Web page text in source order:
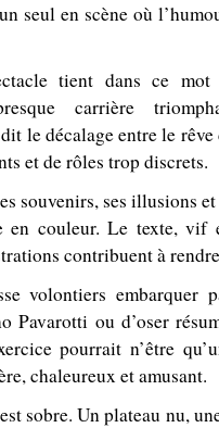
seul en scène où
tient dans ce mot
carrière
le décalage entre le
et de rôles trop discrets.
souvenirs, ses illusions
en couleur. Le texte, vif
contribuent à
volontiers embarquer
Pavarotti ou d’oser
pourrait n’être
chaleureux et amusant.
sobre. Un plateau nu,